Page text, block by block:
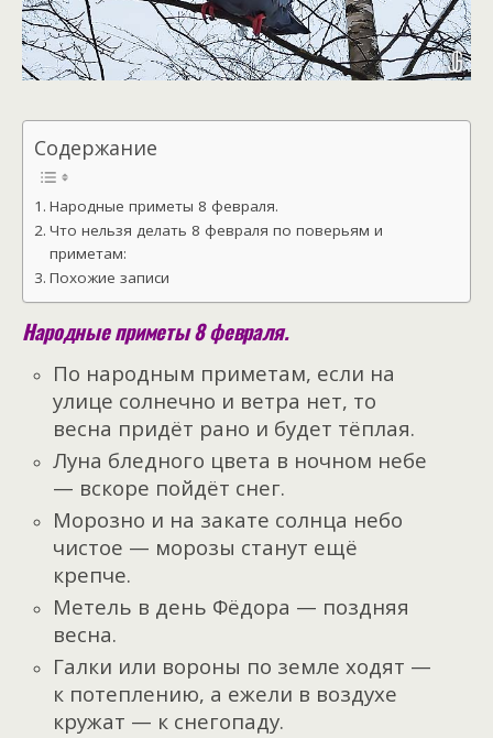
Содержание
Народные приметы 8 февраля.
Что нельзя делать 8 февраля по поверьям и
приметам:
Похожие записи
Народные приметы 8 февраля.
По народным приметам, если на
улице солнечно и ветра нет, то
весна придёт рано и будет тёплая.
Луна бледного цвета в ночном небе
— вскоре пойдёт снег.
Морозно и на закате солнца небо
чистое — морозы станут ещё
крепче.
Метель в день Фёдора — поздняя
весна.
Галки или вороны по земле ходят —
к потеплению, а ежели в воздухе
кружат — к снегопаду.